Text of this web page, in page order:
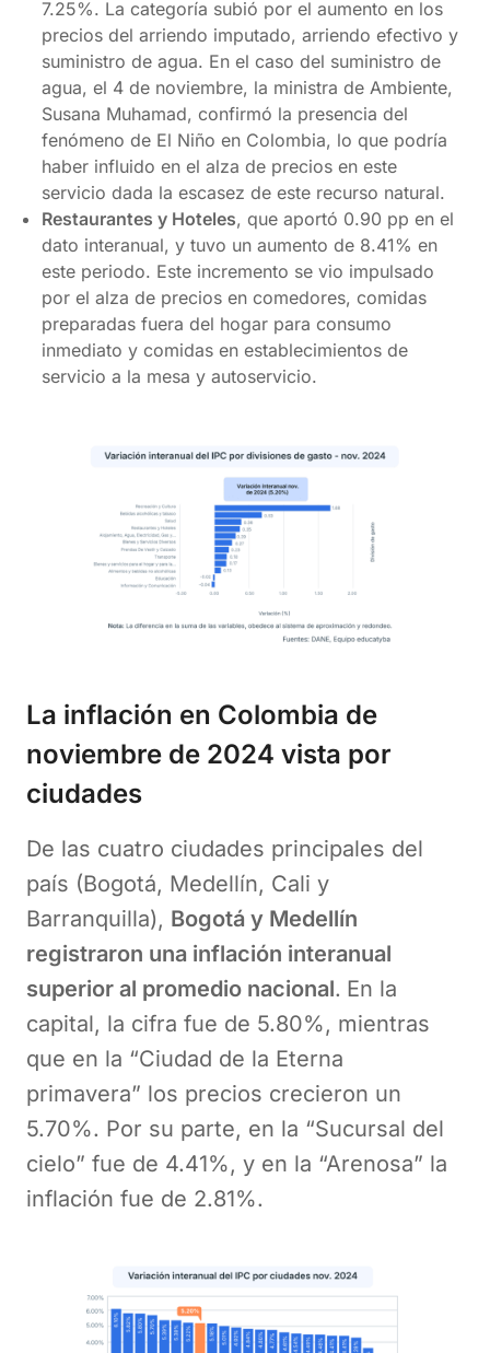
7.25%. La categoría subió por el aumento en los
precios del arriendo imputado, arriendo efectivo y
suministro de agua. En el caso del suministro de
agua, el 4 de noviembre, la ministra de Ambiente,
Susana Muhamad, confirmó la presencia del
fenómeno de El Niño en Colombia, lo que podría
haber influido en el alza de precios en este
servicio dada la escasez de este recurso natural.
Restaurantes y Hoteles, que aportó 0.90 pp en el
dato interanual, y tuvo un aumento de 8.41% en
este periodo. Este incremento se vio impulsado
por el alza de precios en comedores, comidas
preparadas fuera del hogar para consumo
inmediato y comidas en establecimientos de
servicio a la mesa y autoservicio.
La inflación en Colombia de
noviembre de 2024 vista por
ciudades
De las cuatro ciudades principales del
país (Bogotá, Medellín, Cali y
Barranquilla), Bogotá y Medellín
registraron una inflación interanual
superior al promedio nacional. En la
capital, la cifra fue de 5.80%, mientras
que en la “Ciudad de la Eterna
primavera” los precios crecieron un
5.70%. Por su parte, en la “Sucursal del
cielo” fue de 4.41%, y en la “Arenosa” la
inflación fue de 2.81%.